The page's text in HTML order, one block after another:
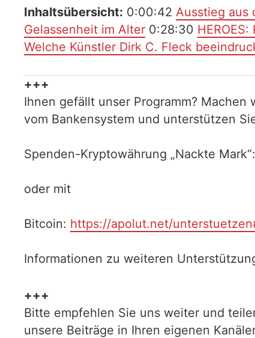
Inhaltsübersicht: 0:00:42 Ausstieg aus
Gelassenheit im Alter 0:28:30
Welche Künstler Dirk C. Fleck
+++
Ihnen gefällt unser Programm?
vom Bankensystem und unterstützen
Spenden-Kryptowährung „Nackte Mark“:
oder mit
Bitcoin: https://apolut.net/
Informationen zu weiteren
+++
Bitte empfehlen Sie uns weiter und
unsere Beiträge in Ihren eigenen